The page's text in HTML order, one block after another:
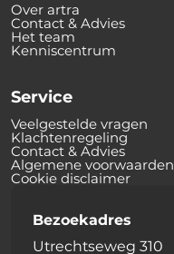
Over artra
Contact & Advies
Het team
Kenniscentrum
Service
Veelgestelde vragen
Klachtenregeling
Contact & Advies
Algemene voorwaarden
Cookie disclaimer
Bezoekadres
Utrechtseweg 310